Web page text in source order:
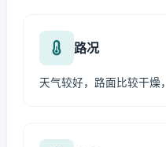
路况
天气较好，路面比较干燥